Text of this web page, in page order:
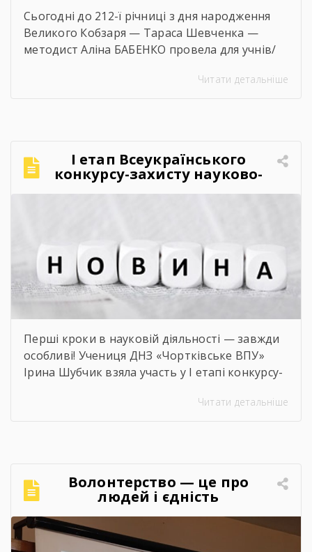
Сьогодні до 212-ї річниці з дня народження
Великого Кобзаря — Тараса Шевченка —
методист Аліна БАБЕНКО провела для учнів/
закладу інтерактивний захід «Кобзар
поезії, а також разом виконали безсмертний
[…]
Читати детальніше
І етап Всеукраїнського
конкурсу-захисту науково-
дослідницьких робіт учнів-
Перші кроки в науковій діяльності — завжди
особливі! Учениця ДНЗ «Чортківське ВПУ»
Ірина Шубчик взяла участь у І етапі конкурсу-
«Сучасний стан та перспективи розвитку
аналізом та прагненням осмислити сучасні
виклики й перспективи розвитку аграрної
сфери Чортківського […]
Читати детальніше
Волонтерство — це про
людей і єдність